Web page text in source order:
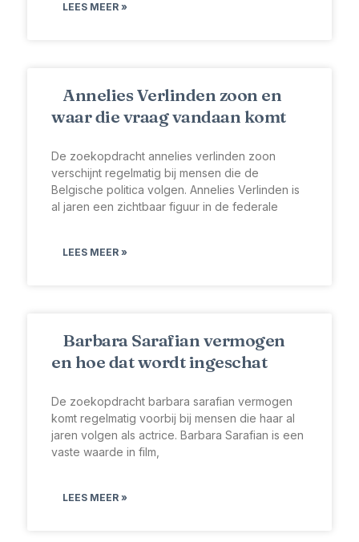
LEES MEER »
Annelies Verlinden zoon en
waar die vraag vandaan komt
De zoekopdracht annelies verlinden zoon
verschijnt regelmatig bij mensen die de
Belgische politica volgen. Annelies Verlinden is
al jaren een zichtbaar figuur in de federale
LEES MEER »
Barbara Sarafian vermogen
en hoe dat wordt ingeschat
De zoekopdracht barbara sarafian vermogen
komt regelmatig voorbij bij mensen die haar al
jaren volgen als actrice. Barbara Sarafian is een
vaste waarde in film,
LEES MEER »